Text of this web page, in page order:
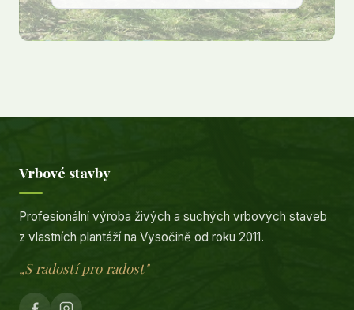
Vrbové stavby
Profesionální výroba živých a suchých vrbových staveb
z vlastních plantáží na Vysočině od roku 2011.
„S radostí pro radost"